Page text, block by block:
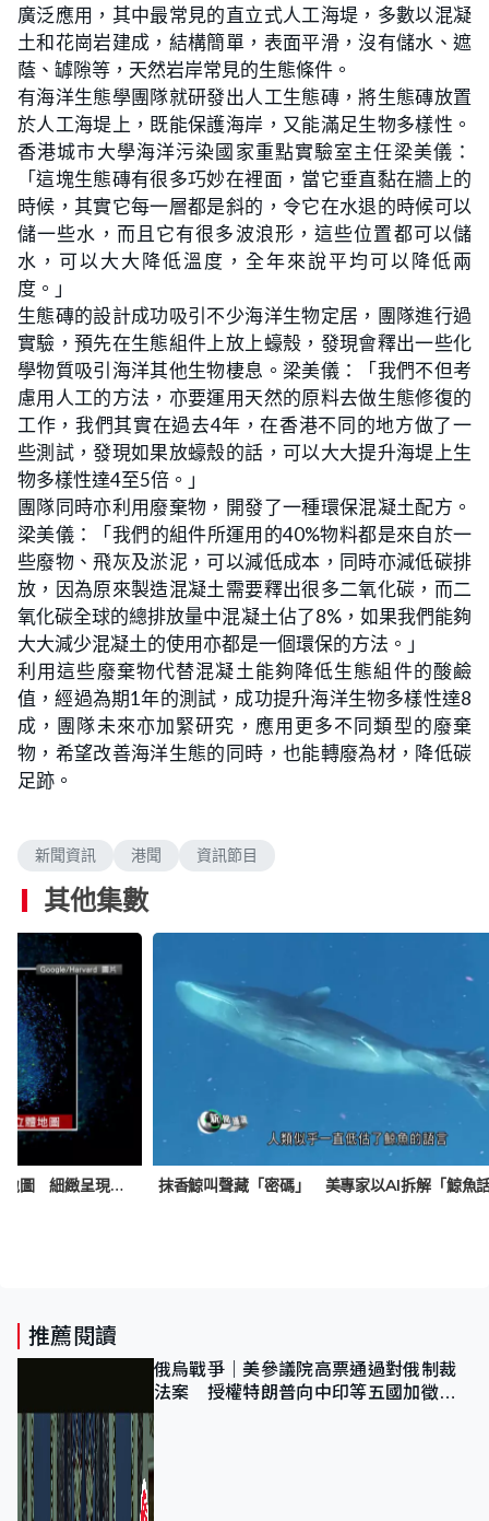
廣泛應用，其中最常見的直立式人工海堤，多數以混凝
土和花崗岩建成，結構簡單，表面平滑，沒有儲水、遮
蔭、罅隙等，天然岩岸常見的生態條件。
有海洋生態學團隊就研發出人工生態磚，將生態磚放置
於人工海堤上，既能保護海岸，又能滿足生物多樣性。
香港城市大學海洋污染國家重點實驗室主任梁美儀：
「這塊生態磚有很多巧妙在裡面，當它垂直黏在牆上的
時候，其實它每一層都是斜的，令它在水退的時候可以
儲一些水，而且它有很多波浪形，這些位置都可以儲
水，可以大大降低溫度，全年來說平均可以降低兩
度。」
生態磚的設計成功吸引不少海洋生物定居，團隊進行過
實驗，預先在生態組件上放上蠔殼，發現會釋出一些化
學物質吸引海洋其他生物棲息。梁美儀：「我們不但考
慮用人工的方法，亦要運用天然的原料去做生態修復的
工作，我們其實在過去4年，在香港不同的地方做了一
些測試，發現如果放蠔殼的話，可以大大提升海堤上生
物多樣性達4至5倍。」
團隊同時亦利用廢棄物，開發了一種環保混凝土配方。
梁美儀：「我們的組件所運用的40%物料都是來自於一
些廢物、飛灰及淤泥，可以減低成本，同時亦減低碳排
放，因為原來製造混凝土需要釋出很多二氧化碳，而二
氧化碳全球的總排放量中混凝土佔了8%，如果我們能夠
大大減少混凝土的使用亦都是一個環保的方法。」
利用這些廢棄物代替混凝土能夠降低生態組件的酸鹼
值，經過為期1年的測試，成功提升海洋生物多樣性達8
成，團隊未來亦加緊研究，應用更多不同類型的廢棄
物，希望改善海洋生態的同時，也能轉廢為材，降低碳
足跡。
新聞資訊 港聞 資訊節目
其他集數
哈佛與Google合作 用AI繪製大腦立體地圖 細緻呈現數萬個腦細胞連結
推薦閱讀
俄烏戰爭｜美參議院高票通過對俄制裁
法案 授權特朗普向中印等五國加徵
100%關稅